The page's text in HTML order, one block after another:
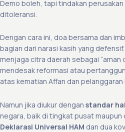
Demo boleh, tapi tindakan
ditoleransi.
Dengan cara ini, doa bersama dan
bagian dari narasi kasih yang
menjaga citra daerah sebagai “aman
mendesak reformasi atau
atas kematian Affan dan pelanggaran
Namun jika diukur dengan standar
negara, baik di tingkat pusat
Deklarasi Universal HAM dan dua